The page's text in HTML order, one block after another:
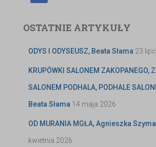
OSTATNIE ARTYKUŁY
ODYS I ODYSEUSZ, Beata Słama 23
KRUPÓWKI SALONEM ZAKOPANEGO,
SALONEM PODHALA, PODHALE
Beata Słama 14 maja 2026
OD MURANIA MGŁA, Agnieszka
kwietnia 2026